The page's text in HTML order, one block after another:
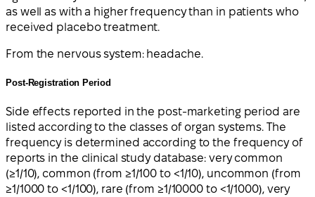
as well as with a higher frequency than in patients who
received placebo treatment.
From the nervous system: headache.
Post-Registration Period
Side effects reported in the post-marketing period are
listed according to the classes of organ systems. The
frequency is determined according to the frequency of
reports in the clinical study database: very common
(≥1/10), common (from ≥1/100 to <1/10), uncommon (from
≥1/1000 to <1/100), rare (from ≥1/10000 to <1/1000), very